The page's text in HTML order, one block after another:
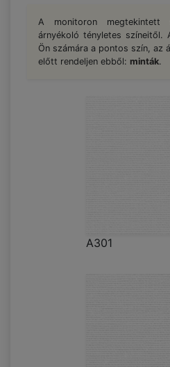
A monitoron megtekintett
árnyékoló tényletes színeitől.
Ön számára a pontos szín, az
előtt rendeljen ebből: minták.
A301